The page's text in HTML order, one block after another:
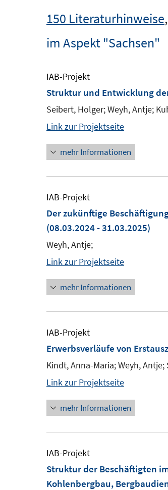
150 Literaturhinweise,
im Aspekt "Sachsen"
IAB-Projekt
Struktur und Entwicklung
Seibert, Holger; Weyh, Antje;
Link zur Projektseite
mehr Informationen
IAB-Projekt
Der zukünftige
(08.03.2024 - 31.03.2025)
Weyh, Antje;
Link zur Projektseite
mehr Informationen
IAB-Projekt
Erwerbsverläufe von
Kindt, Anna-Maria; Weyh, Antje;
Link zur Projektseite
mehr Informationen
IAB-Projekt
Struktur der Beschäftigten
Kohlenbergbau,